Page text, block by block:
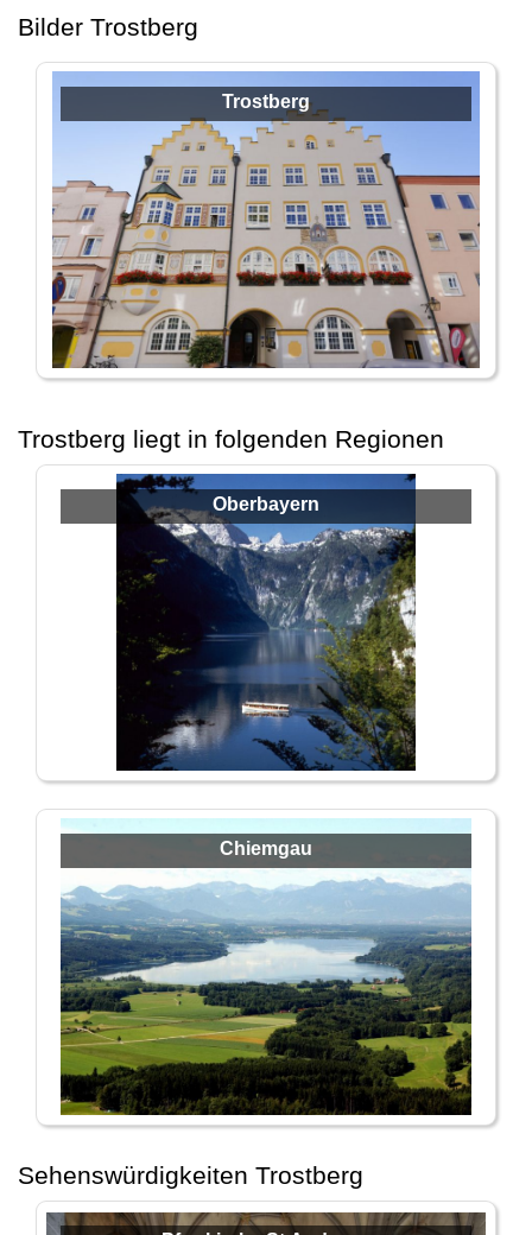
Bilder Trostberg
Trostberg
Trostberg liegt in folgenden Regionen
Oberbayern
Chiemgau
Sehenswürdigkeiten Trostberg